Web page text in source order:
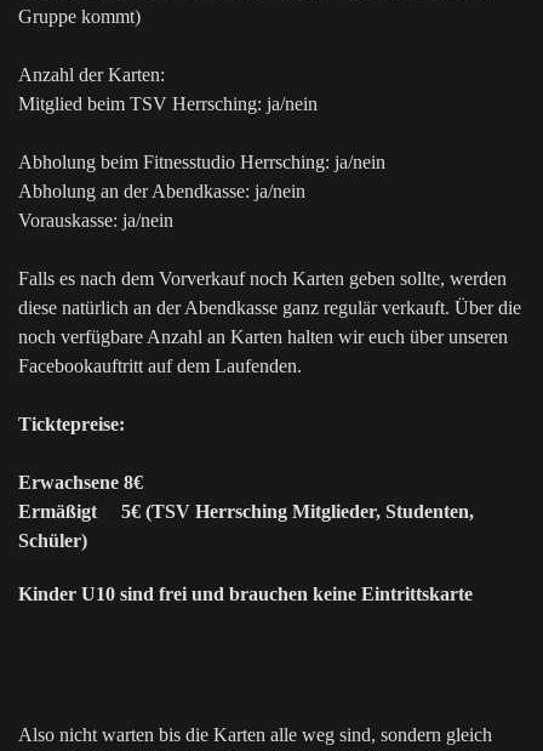
Gruppe kommt)
Anzahl der Karten:
Mitglied beim TSV Herrsching: ja/nein
Abholung beim Fitnesstudio Herrsching: ja/nein
Abholung an der Abendkasse: ja/nein
Vorauskasse: ja/nein
Falls es nach dem Vorverkauf noch Karten geben sollte, werden
diese natürlich an der Abendkasse ganz regulär verkauft. Über die
noch verfügbare Anzahl an Karten halten wir euch über unseren
Facebookauftritt auf dem Laufenden.
Ticktepreise:
Erwachsene 8€
Ermäßigt 5€ (TSV Herrsching Mitglieder, Studenten,
Schüler)
Kinder U10 sind frei und brauchen keine Eintrittskarte
Also nicht warten bis die Karten alle weg sind, sondern gleich